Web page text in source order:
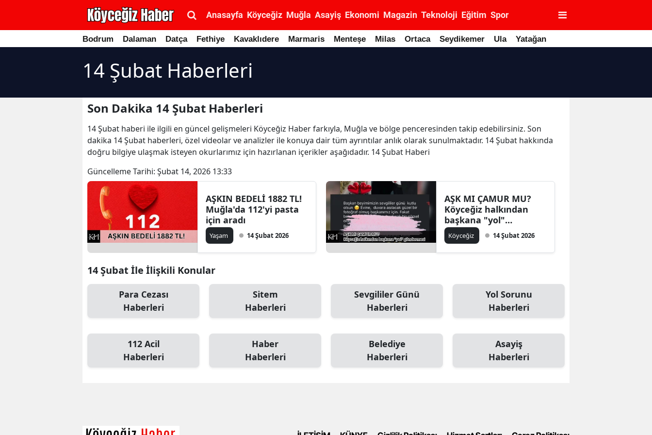
Anasayfa Köyceğiz Muğla Asayiş Ekonomi Magazin Teknoloji Eğitim Spor
Bodrum Dalaman Datça Fethiye Kavaklıdere Marmaris Menteşe Milas Ortaca Seydikemer Ula Yatağan
14 Şubat Haberleri
Son Dakika 14 Şubat Haberleri
14 Şubat haberi ile ilgili en güncel gelişmeleri Köyceğiz Haber farkıyla, Muğla ve bölge penceresinden takip edebilirsiniz. Son
dakika 14 Şubat haberleri, özel videolar ve analizler ile konuya dair tüm ayrıntılar anlık olarak sunulmaktadır. 14 Şubat hakkında
doğru bilgiye ulaşmak isteyen okurlarımız için hazırlanan içerikler aşağıdadır. 14 Şubat Haberi
Güncelleme Tarihi: Şubat 14, 2026 13:33
AŞKIN BEDELİ 1882 TL!
Muğla'da 112'yi pasta
için aradı
Yaşam 14 Şubat 2026
AŞK MI ÇAMUR MU?
Köyceğiz halkından
başkana "yol"
göndermesi
Köyceğiz 14 Şubat 2026
14 Şubat İle İlişkili Konular
Para Cezası
Haberleri
Sitem
Haberleri
Sevgililer Günü
Haberleri
Yol Sorunu
Haberleri
112 Acil
Haberleri
Haber
Haberleri
Belediye
Haberleri
Asayiş
Haberleri